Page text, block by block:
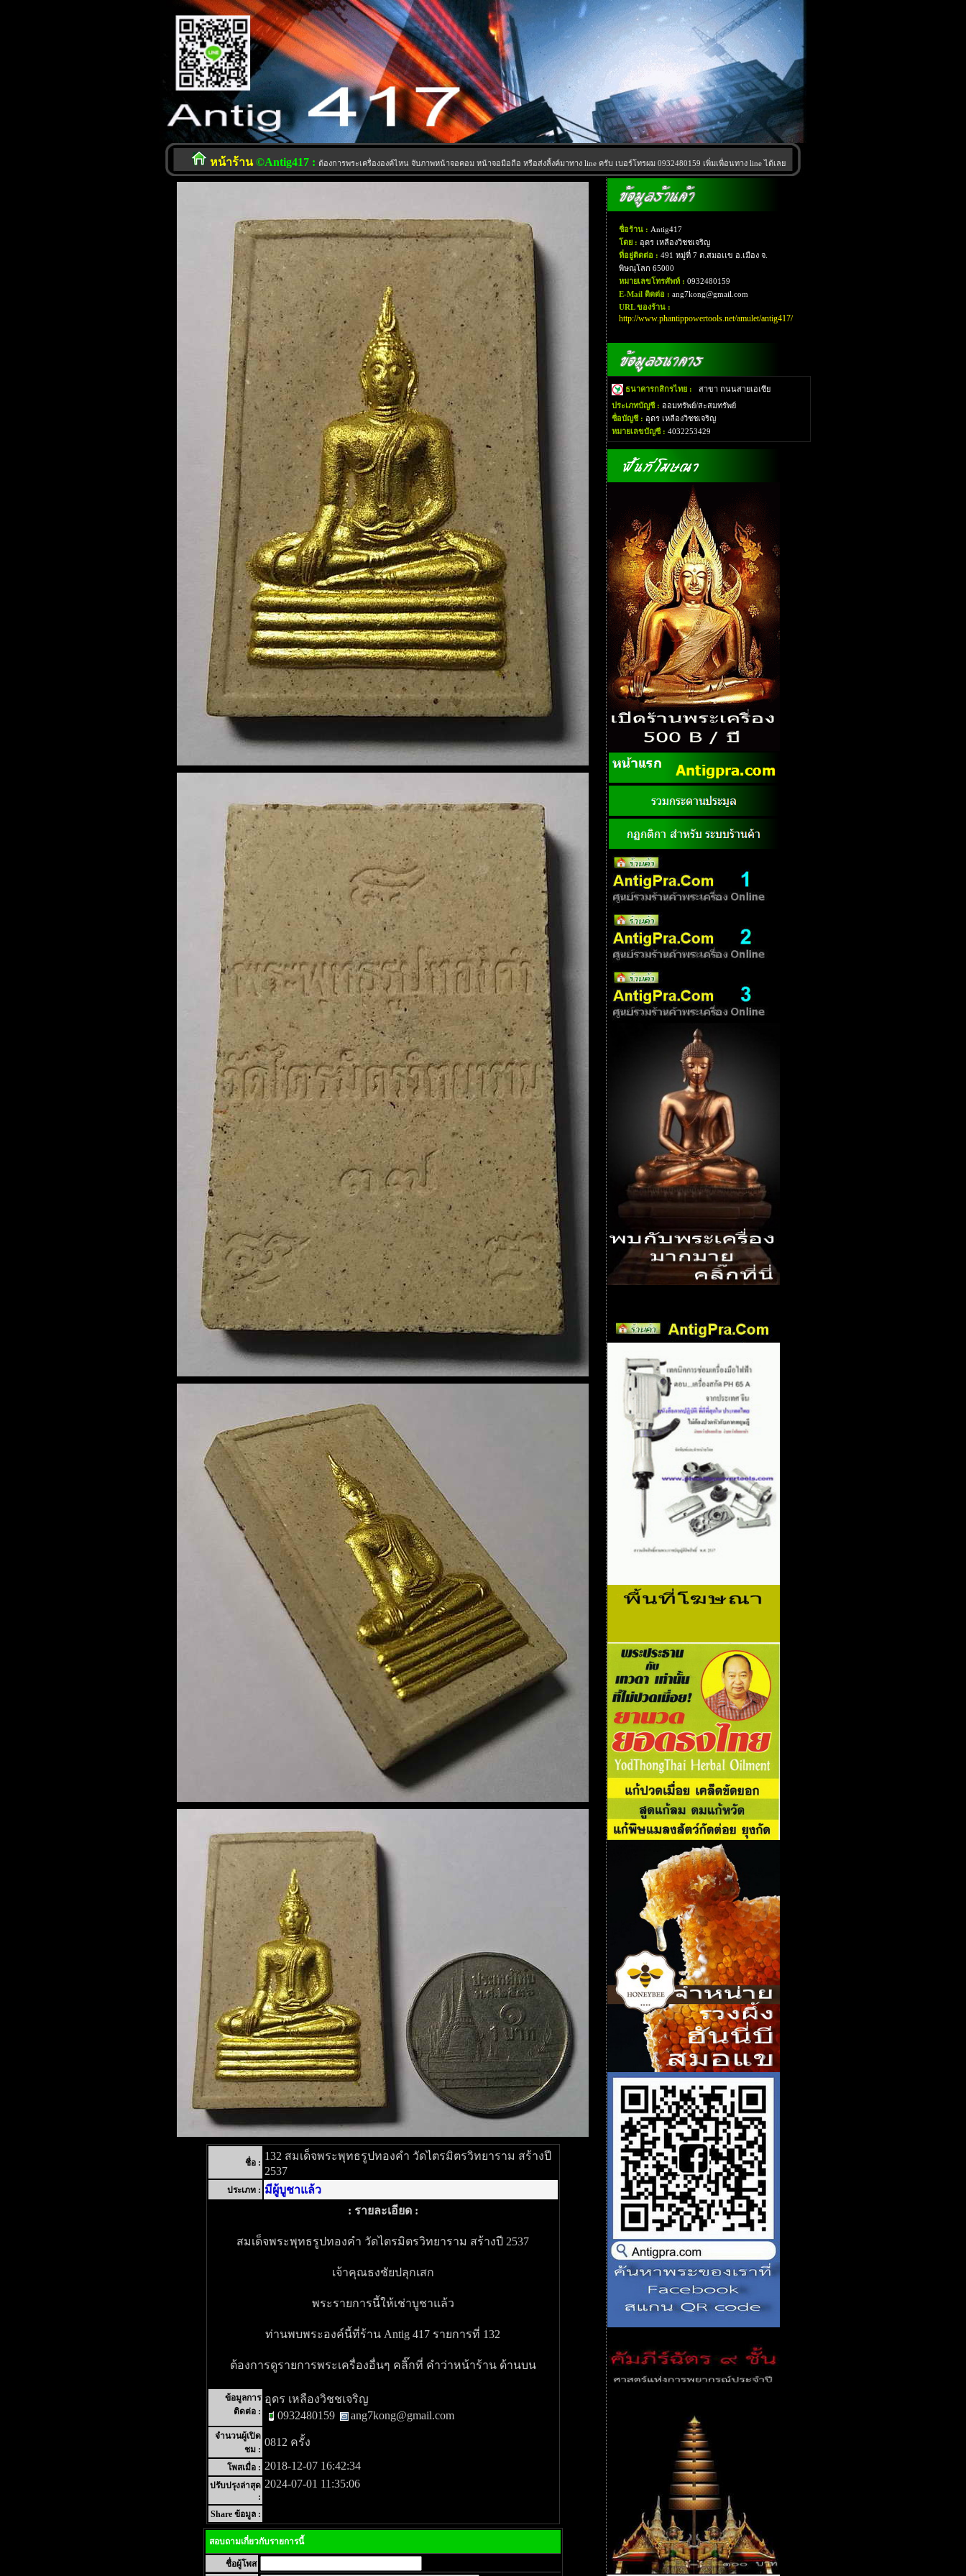
หน้าร้าน©Antig417 : ต้องการพระเครื่ององค์ไหน จับภาพหน้าจอคอม หน้าจอมือถือ หรือส่งลิ้งค์มาทาง line ครับ เบอร์โทรผม 0932480159 เพิ่มเพื่อนทาง line ได้เลย
ชื่อ :
132 สมเด็จพระพุทธรูปทองคำ วัดไตรมิตรวิทยาราม สร้างปี
2537
ประเภท : มีผู้บูชาแล้ว
: รายละเอียด :
สมเด็จพระพุทธรูปทองคำ วัดไตรมิตรวิทยาราม สร้างปี 2537
เจ้าคุณธงชัยปลุกเสก
พระรายการนี้ให้เช่าบูชาแล้ว
ท่านพบพระองค์นี้ที่ร้าน Antig 417 รายการที่ 132
ต้องการดูรายการพระเครื่องอื่นๆ คลิ๊กที่ คำว่าหน้าร้าน ด้านบน
ข้อมูลการ
ติดต่อ :
อุดร เหลืองวิชชเจริญ
0932480159
ang7kong@gmail.com
จำนวนผู้เปิด
ชม :
0812 ครั้ง
โพสเมื่อ : 2018-12-07 16:42:34
ปรับปรุงล่าสุด
:
2024-07-01 11:35:06
Share ข้อมูล :
สอบถามเกี่ยวกับรายการนี้
ชื่อผู้โพส
ชื่อร้าน : Antig417
โดย : อุดร เหลืองวิชชเจริญ
ที่อยู่ติดต่อ : 491 หมู่ที่ 7 ต.สมอเเข อ.เมือง จ.
พิษณุโลก 65000
หมายเลขโทรศัพท์ : 0932480159
E-Mail ติดต่อ : ang7kong@gmail.com
URL ของร้าน :
http://www.phantippowertools.net/amulet/antig417/
ธนาคารกสิกรไทย :
สาขา ถนนสายเอเซีย
ประเภทบัญชี : ออมทรัพย์/สะสมทรัพย์
ชื่อบัญชี : อุดร เหลืองวิชชเจริญ
หมายเลขบัญชี : 4032253429